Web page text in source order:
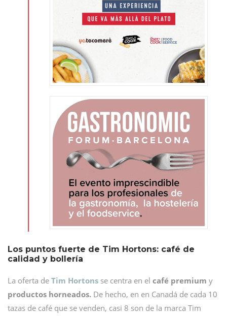
Los puntos fuerte de Tim Hortons: café de
calidad y bollería
La oferta de Tim Hortons se centra en el café premium y
productos horneados. De hecho, en en Canadá de cada 10
tazas de café que se venden, casi 8 son de la marca Tim